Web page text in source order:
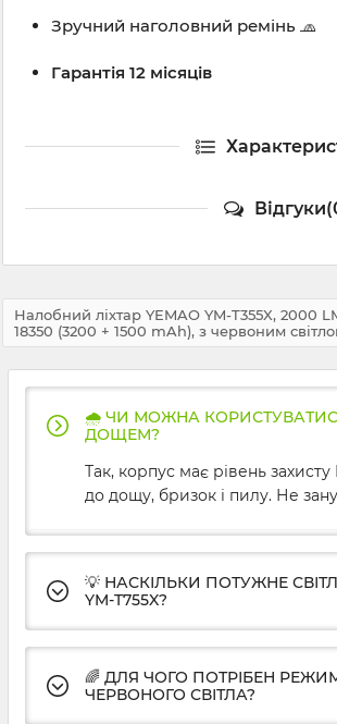
Зручний наголовний ремінь 🧢
Гарантія 12 місяців
Налобний ліхтар YEMAO YM-T355X, 2000
18350 (3200 + 1500 mAh), з червоним
🌧️ ЧИ МОЖНА
ДОЩЕМ?
Так, корпус має рівень
до дощу, бризок і пилу. Не
💡 НАСКІЛЬКИ ПОТУЖНЕ
YM-T755X?
🌈 ДЛЯ ЧОГО ПОТРІБЕН
ЧЕРВОНОГО СВІТЛА?